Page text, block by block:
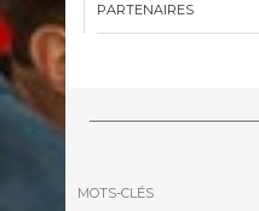
PARTENAIRES
MOTS-CLÉS